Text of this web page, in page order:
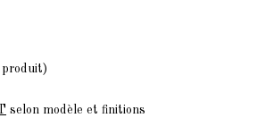
produit)
selon modèle et finitions